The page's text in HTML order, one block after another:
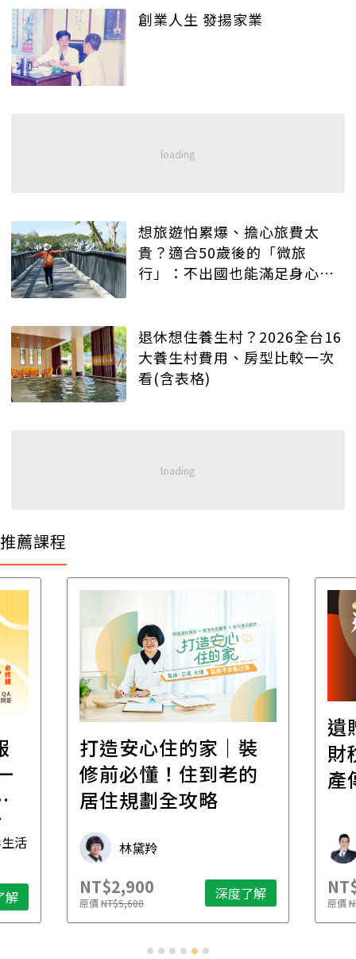
創業人生 發揚家業
想旅遊怕累爆、擔心旅費太
貴？適合50歲後的「微旅
行」：不出國也能滿足身心健
退休想住養生村？2026全台16
大養生村費用、房型比較一次
看(含表格)
推薦課程
活
解
打造安心住的家｜裝
修前必懂！住到老的
居住規劃全攻略
林黛羚
NT$2,900
原價NT$5,600 深度了解
遺
財
產
原價